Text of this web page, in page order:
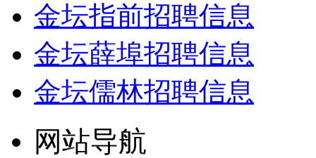
金坛指前招聘信息
金坛薛埠招聘信息
金坛儒林招聘信息
网站导航